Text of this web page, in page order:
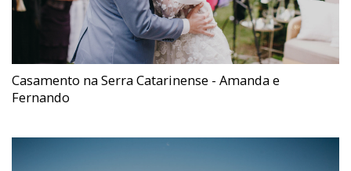
Casamento na Serra Catarinense - Amanda e
Fernando